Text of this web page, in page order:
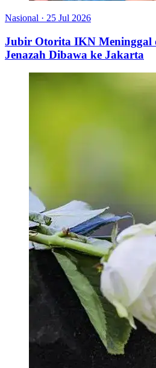
Nasional · 25 Jul 2026
Jubir Otorita IKN Meninggal
Jenazah Dibawa ke Jakarta